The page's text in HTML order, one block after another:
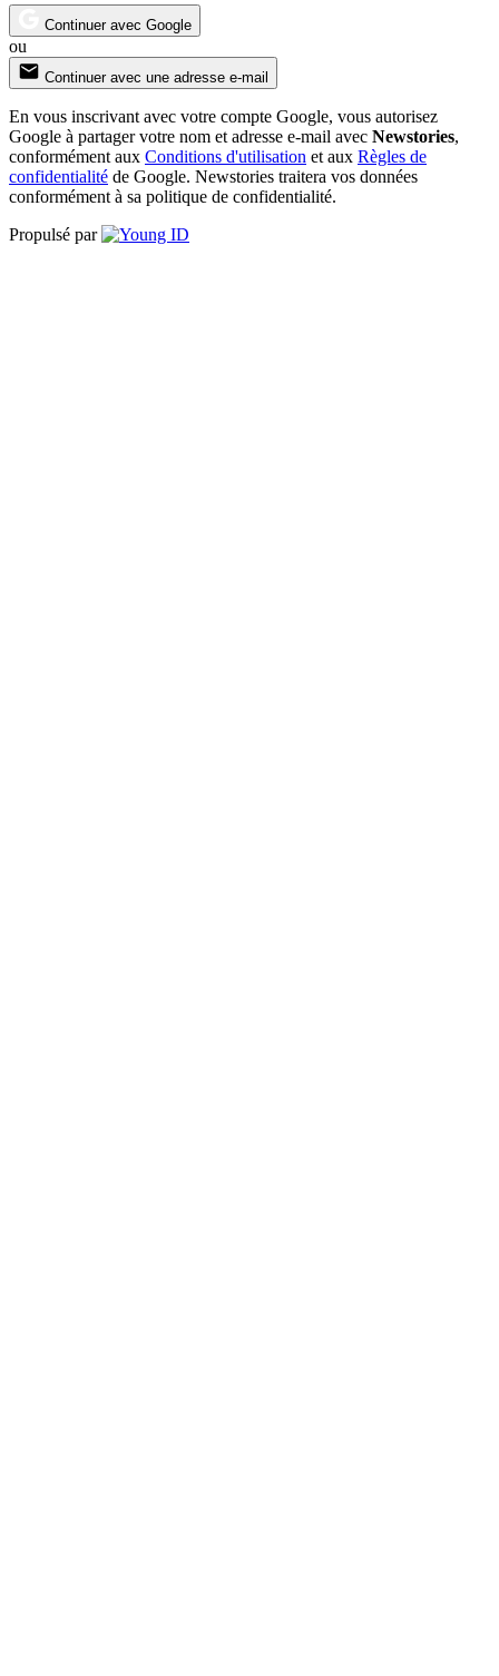
Continuer avec Google
ou
Continuer avec une adresse e-mail
En vous inscrivant avec votre compte Google, vous autorisez
Google à partager votre nom et adresse e-mail avec Newstories,
conformément aux Conditions d'utilisation et aux Règles de
confidentialité de Google. Newstories traitera vos données
conformément à sa politique de confidentialité.
Propulsé par